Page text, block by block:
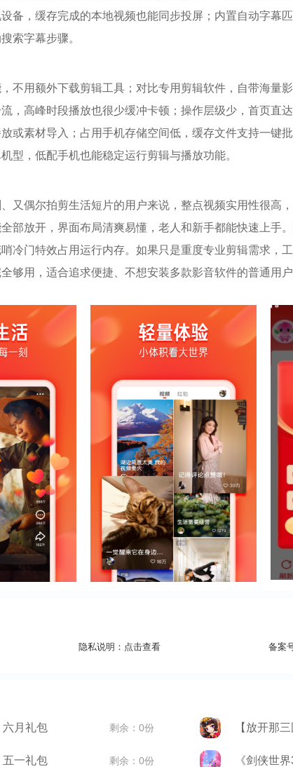
备，缓存完成的本地视频也能同步投屏；内置自动字幕
索字幕步骤。
不用额外下载剪辑工具；对比专用剪辑软件，自带海量
，高峰时段播放也很少缓冲卡顿；操作层级少，首页直
或素材导入；占用手机存储空间低，缓存文件支持一键
型，低配手机也能稳定运行剪辑与播放功能。
又偶尔拍剪生活短片的用户来说，整点视频实用性很高
部放开，界面布局清爽易懂，老人和新手都能快速上手
冷门特效占用运行内存。如果只是重度专业剪辑需求，
够用，适合追求便捷、不想安装多款影音软件的普通用户
隐私说明： 点击查看 备案
六月礼包 剩余：0份 【放开那
五一礼包 剩余：0份 《剑侠世